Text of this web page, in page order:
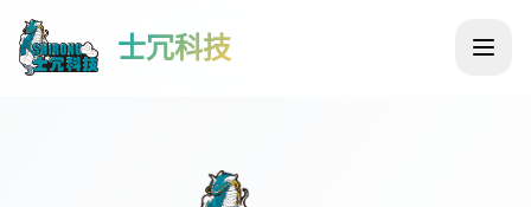
士冗科技